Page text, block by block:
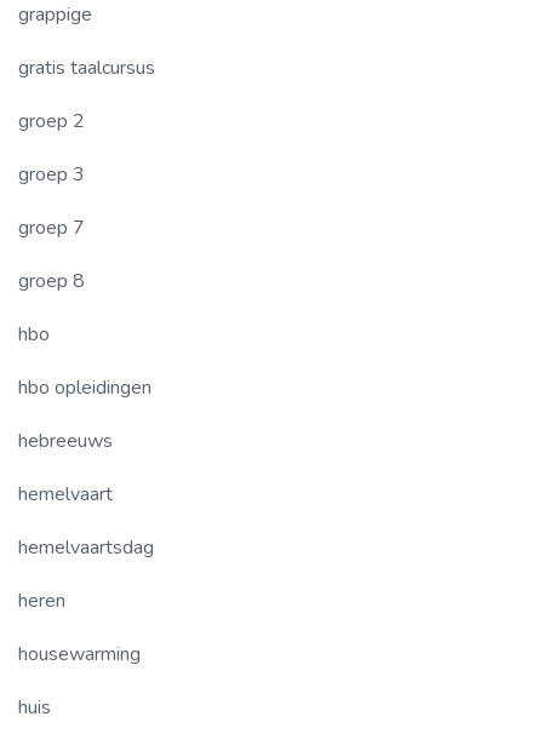
grappige
gratis taalcursus
groep 2
groep 3
groep 7
groep 8
hbo
hbo opleidingen
hebreeuws
hemelvaart
hemelvaartsdag
heren
housewarming
huis